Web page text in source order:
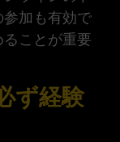
加も有効で
ことが重要
ず経験